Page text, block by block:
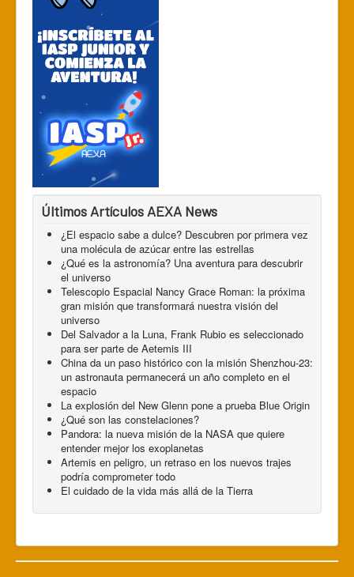
Últimos Artículos AEXA News
¿El espacio sabe a dulce? Descubren por primera vez
una molécula de azúcar entre las estrellas
¿Qué es la astronomía? Una aventura para descubrir
el universo
Telescopio Espacial Nancy Grace Roman: la próxima
gran misión que transformará nuestra visión del
universo
Del Salvador a la Luna, Frank Rubio es seleccionado
para ser parte de Aetemis III
China da un paso histórico con la misión Shenzhou-23:
un astronauta permanecerá un año completo en el
espacio
La explosión del New Glenn pone a prueba Blue Origin
¿Qué son las constelaciones?
Pandora: la nueva misión de la NASA que quiere
entender mejor los exoplanetas
Artemis en peligro, un retraso en los nuevos trajes
podría comprometer todo
El cuidado de la vida más allá de la Tierra